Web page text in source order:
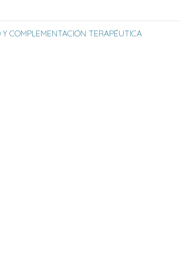
COMPLEMENTACIÓN TERAPÉUTICA